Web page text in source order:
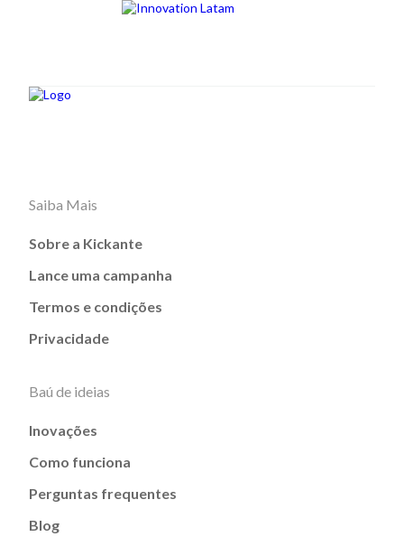
Saiba Mais
Sobre a Kickante
Lance uma campanha
Termos e condições
Privacidade
Baú de ideias
Inovações
Como funciona
Perguntas frequentes
Blog